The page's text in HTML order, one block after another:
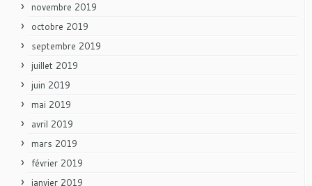
novembre 2019
octobre 2019
septembre 2019
juillet 2019
juin 2019
mai 2019
avril 2019
mars 2019
février 2019
janvier 2019